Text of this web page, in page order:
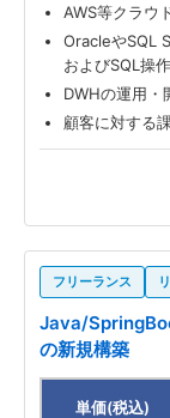
AWS等クラウ
OracleやSQL
およびSQL操
DWHの運用・
顧客に対する
フリーランス
Java/
の新規構築
単価(税込)